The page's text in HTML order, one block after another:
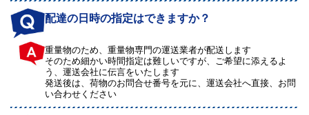
配達の日時の指定はできますか？
重量物のため、重量物専門の運送業者が配送します
そのため細かい時間指定は難しいですが、ご希望に添えるよ
う、運送会社に伝言をいたします
発送後は、荷物のお問合せ番号を元に、運送会社へ直接、お問
い合わせください